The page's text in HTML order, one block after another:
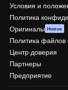
Условия и
Политика
Оригиналы Новое
Политика файлов
Центр доверия
Партнеры
Предприятие